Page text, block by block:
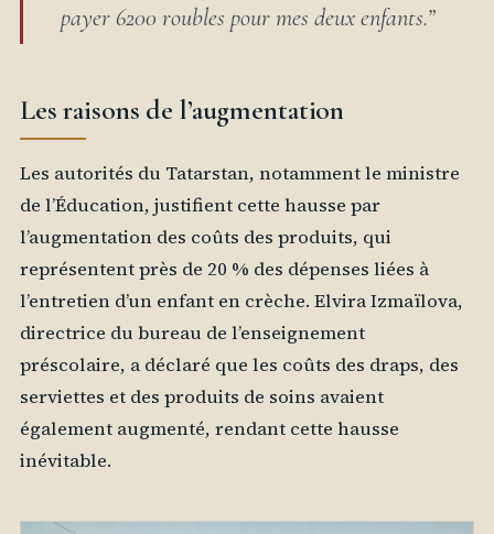
payer 6200 roubles pour mes deux enfants.”
Les raisons de l’augmentation
Les autorités du Tatarstan, notamment le ministre
de l’Éducation, justifient cette hausse par
l’augmentation des coûts des produits, qui
représentent près de 20 % des dépenses liées à
l’entretien d’un enfant en crèche. Elvira Izmaïlova,
directrice du bureau de l’enseignement
préscolaire, a déclaré que les coûts des draps, des
serviettes et des produits de soins avaient
également augmenté, rendant cette hausse
inévitable.